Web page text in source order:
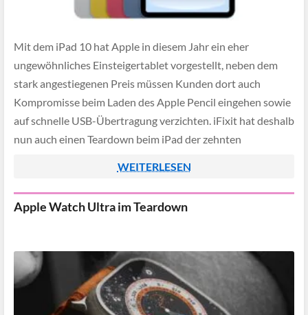
Mit dem iPad 10 hat Apple in diesem Jahr ein eher
ungewöhnliches Einsteigertablet vorgestellt, neben dem
stark angestiegenen Preis müssen Kunden dort auch
Kompromisse beim Laden des Apple Pencil eingehen sowie
auf schnelle USB-Übertragung verzichten. iFixit hat deshalb
nun auch einen Teardown beim iPad der zehnten
WEITERLESEN
Apple Watch Ultra im Teardown